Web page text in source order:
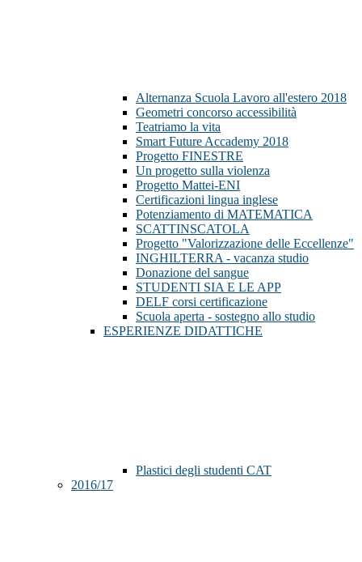
Alternanza Scuola Lavoro all'estero 2018
Geometri concorso accessibilità
Teatriamo la vita
Smart Future Accademy 2018
Progetto FINESTRE
Un progetto sulla violenza
Progetto Mattei-ENI
Certificazioni lingua inglese
Potenziamento di MATEMATICA
SCATTINSCATOLA
Progetto "Valorizzazione delle Eccellenze"
INGHILTERRA - vacanza studio
Donazione del sangue
STUDENTI SIA E LE APP
DELF corsi certificazione
Scuola aperta - sostegno allo studio
ESPERIENZE DIDATTICHE
Plastici degli studenti CAT
2016/17